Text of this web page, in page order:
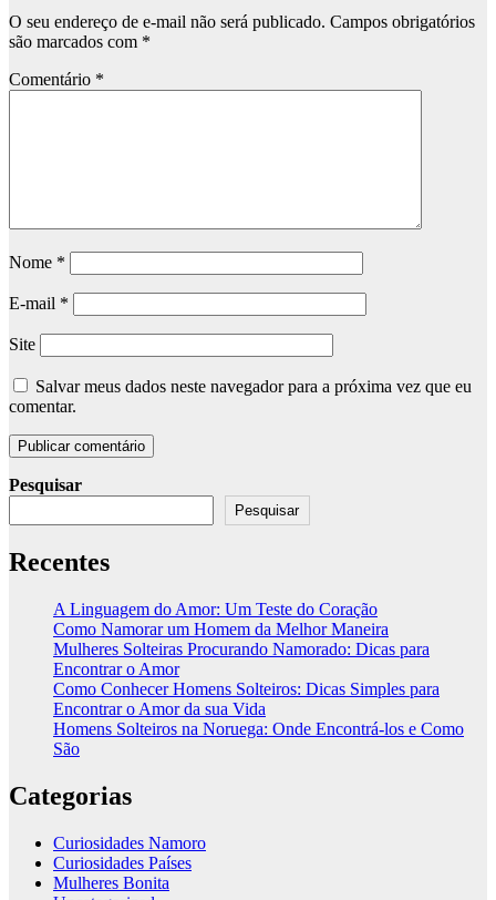
O seu endereço de e-mail não será publicado. Campos obrigatórios
são marcados com *
Comentário *
Nome *
E-mail *
Site
Salvar meus dados neste navegador para a próxima vez que eu
comentar.
Pesquisar
Pesquisar
Recentes
A Linguagem do Amor: Um Teste do Coração
Como Namorar um Homem da Melhor Maneira
Mulheres Solteiras Procurando Namorado: Dicas para
Encontrar o Amor
Como Conhecer Homens Solteiros: Dicas Simples para
Encontrar o Amor da sua Vida
Homens Solteiros na Noruega: Onde Encontrá-los e Como
São
Categorias
Curiosidades Namoro
Curiosidades Países
Mulheres Bonita